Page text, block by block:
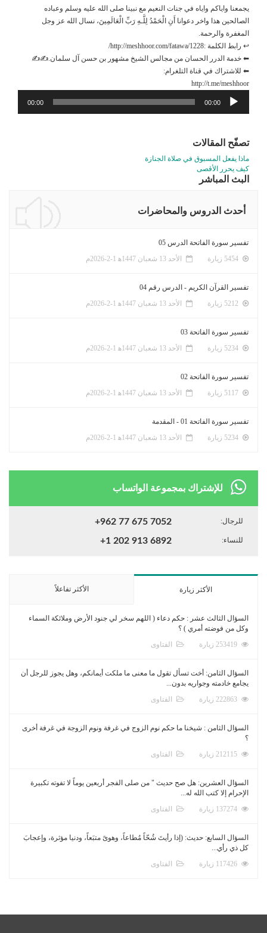
يجمعنا واياكم واياه في جنات النعيم مع نبينا صلى الله عليه وسلم وعباده
الصالحين هذا واخر دعوانا أَنِ الْحَمْدُ لِلَّـهِ رَ‌بِّ الْعَالَمِينَ، نسال الله عز وجل
المغفرة والرحمة.
↩ رابط الكلمة :http://meshhoor.com/fatawa/1228/
⬅ خدمة الدرر الحسان من مجالس الشيخ مشهور بن حسن آل سلمان.✍✍
⬅ للاشتراك في قناة التلغرام:
http://t.me/meshhoor
مشغل
الصوت
00:00
00:00
تصفّح المقالات
ماذا يفعل المسبوق في صلاة الجنازة
كيف يحرر الأقصى
البث المباشر
أحدث الدروس والمحاضرات
تفسير سورة الفاتحة الدرس 05
الأحد 13 شعبان 1447ﻫ 1-2-2026م
تفسير القرآن الكريم - الدرس رقم 04
الأحد 13 شعبان 1447ﻫ 1-2-2026م
تفسير سورة الفاتحة 03
الأحد 13 شعبان 1447ﻫ 1-2-2026م
تفسير سورة الفاتحة 02
الأحد 13 شعبان 1447ﻫ 1-2-2026م
تفسير سورة الفاتحة 01 - المقدمة
الأحد 13 شعبان 1447ﻫ 1-2-2026م
للإشتراك بمجموعة الواتساب
للرجال: +962 77 675 7052
للنساء: +1 202 913 6892
الأكثر زيارة الأكثر تفاعلاً
السؤال الثالث عشر : حكم دعاء ( اللهم سخر لي جنود الأرض وملائكة السماء
وكل من فوضته أمري ) ؟
الفتاوى
السؤال الثامن: أخت تسأل تقول ما معنى ما ملكت أيمانكم، وهل يجوز للرجل أن
يجامع خادمته وجواريه بدون...
الفتاوى
السؤال الثامن : شيخنا ما حكم نوم الزوج في غرفة ونوم الزوجة في غرفة أخرى
؟
الفتاوى
السؤال العشرين: هل صح حديث " من صلى الفجر أربعين يوماً لا تفوته تكبيرة
الإحرام إلا كتب الله له...
الفتاوى
السؤال السابع: حديث: (إذا رأيتَ شُحّاً مُطاعاً، وهوىً متبَعاً، ودنيا مؤثرة، وإعجابَ
كل ذي رأي...
الفتاوى